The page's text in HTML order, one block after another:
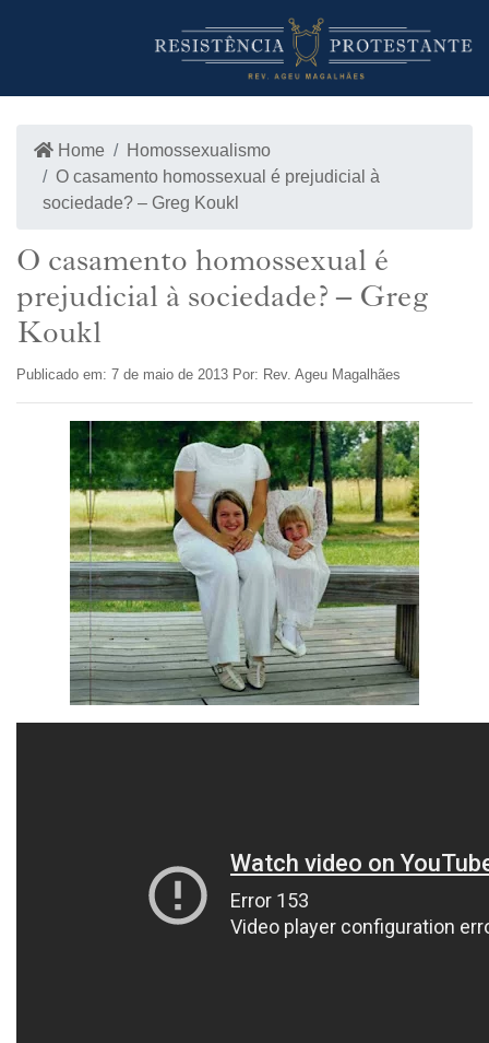
LOJA
Home
Homossexualismo
O casamento homossexual é prejudicial à
sociedade? – Greg Koukl
O casamento homossexual é
prejudicial à sociedade? – Greg
Koukl
Publicado em: 7 de maio de 2013 Por: Rev. Ageu Magalhães